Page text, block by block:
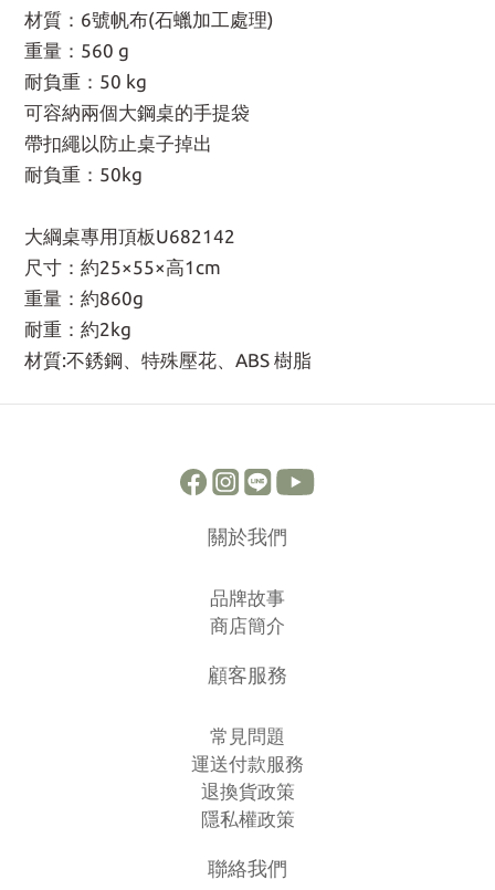
材質：6號帆布(石蠟加工處理)
重量：560 g
耐負重：50 kg
可容納兩個大鋼桌的手提袋
帶扣繩以防止桌子掉出
耐負重：50kg
大綱桌專用頂板U682142
尺寸：約25×55×高1cm
重量：約860g
耐重：約2kg
材質:不銹鋼、特殊壓花、ABS 樹脂
關於我們
品牌故事
商店簡介
顧客服務
常見問題
運送付款服務
退換貨政策
隱私權政策
聯絡我們